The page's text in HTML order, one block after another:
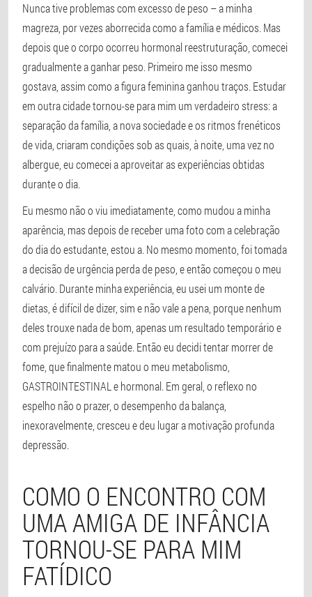
Nunca tive problemas com excesso de peso – a minha
magreza, por vezes aborrecida como a família e médicos. Mas
depois que o corpo ocorreu hormonal reestruturação, comecei
gradualmente a ganhar peso. Primeiro me isso mesmo
gostava, assim como a figura feminina ganhou traços. Estudar
em outra cidade tornou-se para mim um verdadeiro stress: a
separação da família, a nova sociedade e os ritmos frenéticos
de vida, criaram condições sob as quais, à noite, uma vez no
albergue, eu comecei a aproveitar as experiências obtidas
durante o dia.
Eu mesmo não o viu imediatamente, como mudou a minha
aparência, mas depois de receber uma foto com a celebração
do dia do estudante, estou a. No mesmo momento, foi tomada
a decisão de urgência perda de peso, e então começou o meu
calvário. Durante minha experiência, eu usei um monte de
dietas, é difícil de dizer, sim e não vale a pena, porque nenhum
deles trouxe nada de bom, apenas um resultado temporário e
com prejuízo para a saúde. Então eu decidi tentar morrer de
fome, que finalmente matou o meu metabolismo,
GASTROINTESTINAL e hormonal. Em geral, o reflexo no
espelho não o prazer, o desempenho da balança,
inexoravelmente, cresceu e deu lugar a motivação profunda
depressão.
COMO O ENCONTRO COM
UMA AMIGA DE INFÂNCIA
TORNOU-SE PARA MIM
FATÍDICO